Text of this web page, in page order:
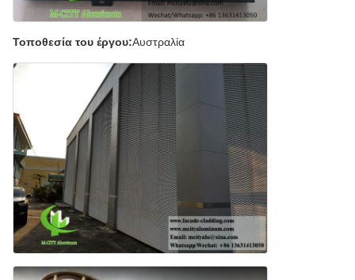
Τοποθεσία του έργου:Αυστραλία